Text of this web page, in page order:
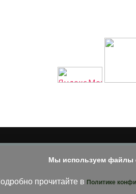
Мы используем файлы
прочитайте в Политике
© 2014 - 2026
допускается только при
Diva | Разработана Темы Blossom